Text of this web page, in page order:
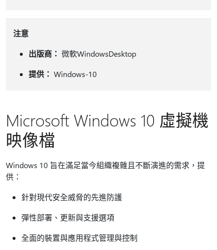
注意
出版商： 微軟WindowsDesktop
提供： Windows-10
Microsoft Windows 10 虛擬機
映像檔
Windows 10 旨在滿足當今組織複雜且不斷演進的需求，提
供：
針對現代安全威脅的先進防護
彈性部署、更新與支援選項
全面的裝置與應用程式管理與控制